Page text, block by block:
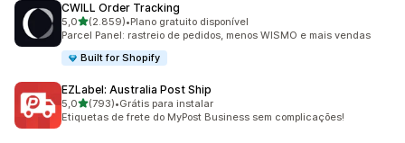
CWILL Order Tracking
5,0de 5 estrelas
(2.859)
2859 avaliações ao todo
•Plano gratuito disponível
Parcel Panel: rastreio de pedidos, menos WISMO e mais vendas
Built for Shopify
EZLabel: Australia Post Ship
5,0de 5 estrelas
(793)
793 avaliações ao todo
•Grátis para instalar
Etiquetas de frete do MyPost Business sem complicações!